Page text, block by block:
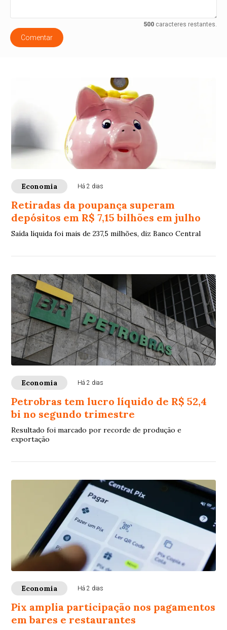
500caracteres restantes.
Comentar
Economia Há 2 dias
Retiradas da poupança superam
depósitos em R$ 7,15 bilhões em julho
Saída líquida foi mais de 237,5 milhões, diz Banco Central
Economia Há 2 dias
Petrobras tem lucro líquido de R$ 52,4
bi no segundo trimestre
Resultado foi marcado por recorde de produção e
exportação
Economia Há 2 dias
Pix amplia participação nos pagamentos
em bares e restaurantes